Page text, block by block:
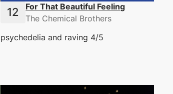
For That Beautiful Feeling
The Chemical Brothers
psychedelia and raving 4/5